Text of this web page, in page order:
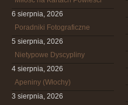
6 sierpnia, 2026
Poradniki Fotograficzne
5 sierpnia, 2026
Nietypowe Dyscypliny
4 sierpnia, 2026
Apeniny (Włochy)
3 sierpnia, 2026